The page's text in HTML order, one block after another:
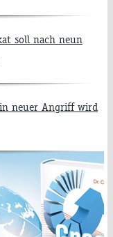
soll nach neun
neuer Angriff wird